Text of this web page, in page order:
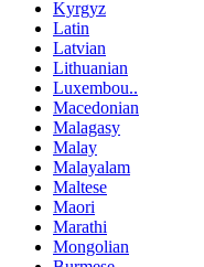
Kyrgyz
Latin
Latvian
Lithuanian
Luxembou..
Macedonian
Malagasy
Malay
Malayalam
Maltese
Maori
Marathi
Mongolian